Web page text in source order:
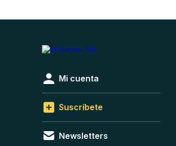
Mi cuenta
Suscríbete
Newsletters